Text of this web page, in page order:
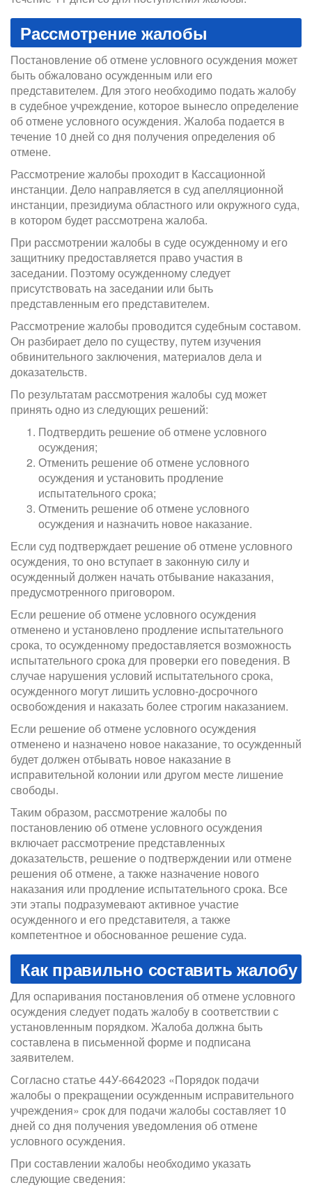
Рассмотрение жалобы
Постановление об отмене условного осуждения может
быть обжаловано осужденным или его
представителем. Для этого необходимо подать жалобу
в судебное учреждение, которое вынесло определение
об отмене условного осуждения. Жалоба подается в
течение 10 дней со дня получения определения об
отмене.
Рассмотрение жалобы проходит в Кассационной
инстанции. Дело направляется в суд апелляционной
инстанции, президиума областного или окружного суда,
в котором будет рассмотрена жалоба.
При рассмотрении жалобы в суде осужденному и его
защитнику предоставляется право участия в
заседании. Поэтому осужденному следует
присутствовать на заседании или быть
представленным его представителем.
Рассмотрение жалобы проводится судебным составом.
Он разбирает дело по существу, путем изучения
обвинительного заключения, материалов дела и
доказательств.
По результатам рассмотрения жалобы суд может
принять одно из следующих решений:
Подтвердить решение об отмене условного
осуждения;
Отменить решение об отмене условного
осуждения и установить продление
испытательного срока;
Отменить решение об отмене условного
осуждения и назначить новое наказание.
Если суд подтверждает решение об отмене условного
осуждения, то оно вступает в законную силу и
осужденный должен начать отбывание наказания,
предусмотренного приговором.
Если решение об отмене условного осуждения
отменено и установлено продление испытательного
срока, то осужденному предоставляется возможность
испытательного срока для проверки его поведения. В
случае нарушения условий испытательного срока,
осужденного могут лишить условно-досрочного
освобождения и наказать более строгим наказанием.
Если решение об отмене условного осуждения
отменено и назначено новое наказание, то осужденный
будет должен отбывать новое наказание в
исправительной колонии или другом месте лишение
свободы.
Таким образом, рассмотрение жалобы по
постановлению об отмене условного осуждения
включает рассмотрение представленных
доказательств, решение о подтверждении или отмене
решения об отмене, а также назначение нового
наказания или продление испытательного срока. Все
эти этапы подразумевают активное участие
осужденного и его представителя, а также
компетентное и обоснованное решение суда.
Как правильно составить жалобу
Для оспаривания постановления об отмене условного
осуждения следует подать жалобу в соответствии с
установленным порядком. Жалоба должна быть
составлена в письменной форме и подписана
заявителем.
Согласно статье 44У-6642023 «Порядок подачи
жалобы о прекращении осужденным исправительного
учреждения» срок для подачи жалобы составляет 10
дней со дня получения уведомления об отмене
условного осуждения.
При составлении жалобы необходимо указать
следующие сведения: